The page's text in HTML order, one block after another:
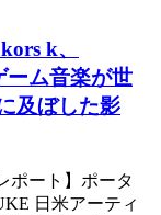
k、
ム音楽が世
及ぼした影
ポート】ポータ
日米アーティ